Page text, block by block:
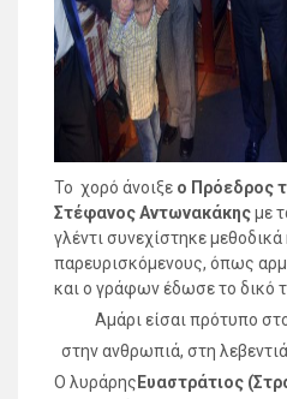
Το χορό άνοιξε ο Πρόεδρος
Στέφανος Αντωνακάκηςμε
γλέντι συνεχίστηκε
παρευρισκόμενους, όπως
και ο γράφων έδωσε το δικό
Αμάρι είσαι πρότυπο
στην ανθρωπιά, στη
Ο λυράρης Ευαστράτιος